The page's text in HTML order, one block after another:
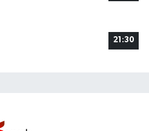
21:30